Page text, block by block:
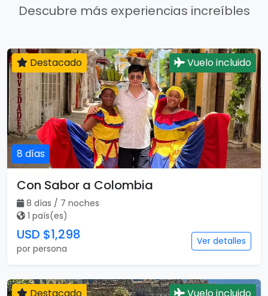
Descubre más experiencias increíbles
8 días
Destacado Vuelo incluido
Con Sabor a Colombia
8 días / 7 noches
1 país(es)
USD $1,298
por persona
Ver detalles